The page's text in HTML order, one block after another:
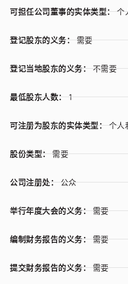
可担任公司董事的实体类型：个
登记股东的义务：需要
登记当地股东的义务：不需要
最低股东人数：1
可注册为股东的实体类型：个人
股份类型：需要
公司注册处：公众
举行年度大会的义务：需要
编制财务报告的义务：需要
提交财务报告的义务：需要